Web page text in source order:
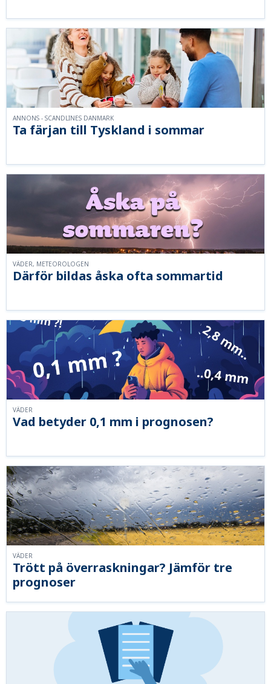
Ta färjan till Tyskland i sommar
ANNONS - SCANDLINES DANMARK
Därför bildas åska ofta sommartid
VÄDER, METEOROLOGEN
Vad betyder 0,1 mm i prognosen?
VÄDER
Trött på överraskningar? Jämför tre
prognoser
VÄDER